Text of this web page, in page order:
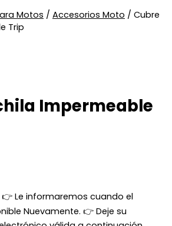
Motos / Accesorios Moto / Cubre
Trip
Impermeable
👉 Le informaremos cuando el
Nuevamente. 👉 Deje su